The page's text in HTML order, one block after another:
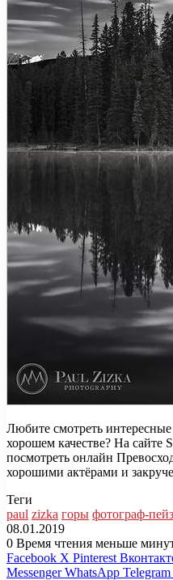
Любите смотреть
хорошем качестве? На сайте
посмотреть онлайн
хорошими актёрами и
Теги
paul zizka горы фотограф-
08.01.2019
0 Время чтения меньше
Facebook X Pinterest
Messenger WhatsApp Telegram